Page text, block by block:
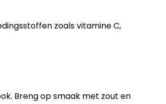
zoals vitamine C,
Breng op smaak met zout en